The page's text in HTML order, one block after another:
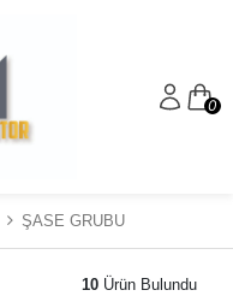
0
ŞASE GRUBU
10 Ürün Bulundu